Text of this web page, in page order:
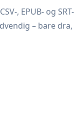
, EPUB- og SRT-
– bare dra,